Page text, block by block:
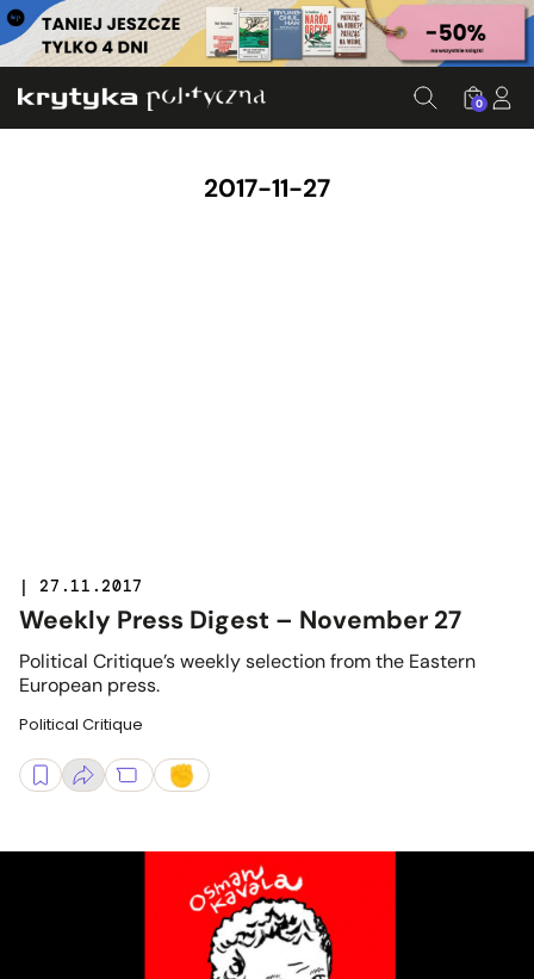
0
2017-11-27
| 27.11.2017
Weekly Press Digest – November 27
Political Critique’s weekly selection from the Eastern
European press.
Political Critique